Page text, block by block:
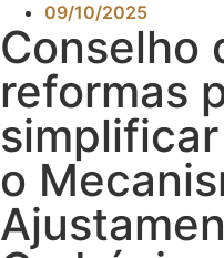
09/10/2025
Conselho
reformas
simplificar
o